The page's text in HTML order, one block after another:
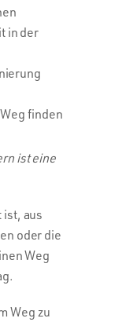
in der
finden
ist eine
aus
oder die
Weg
Weg zu